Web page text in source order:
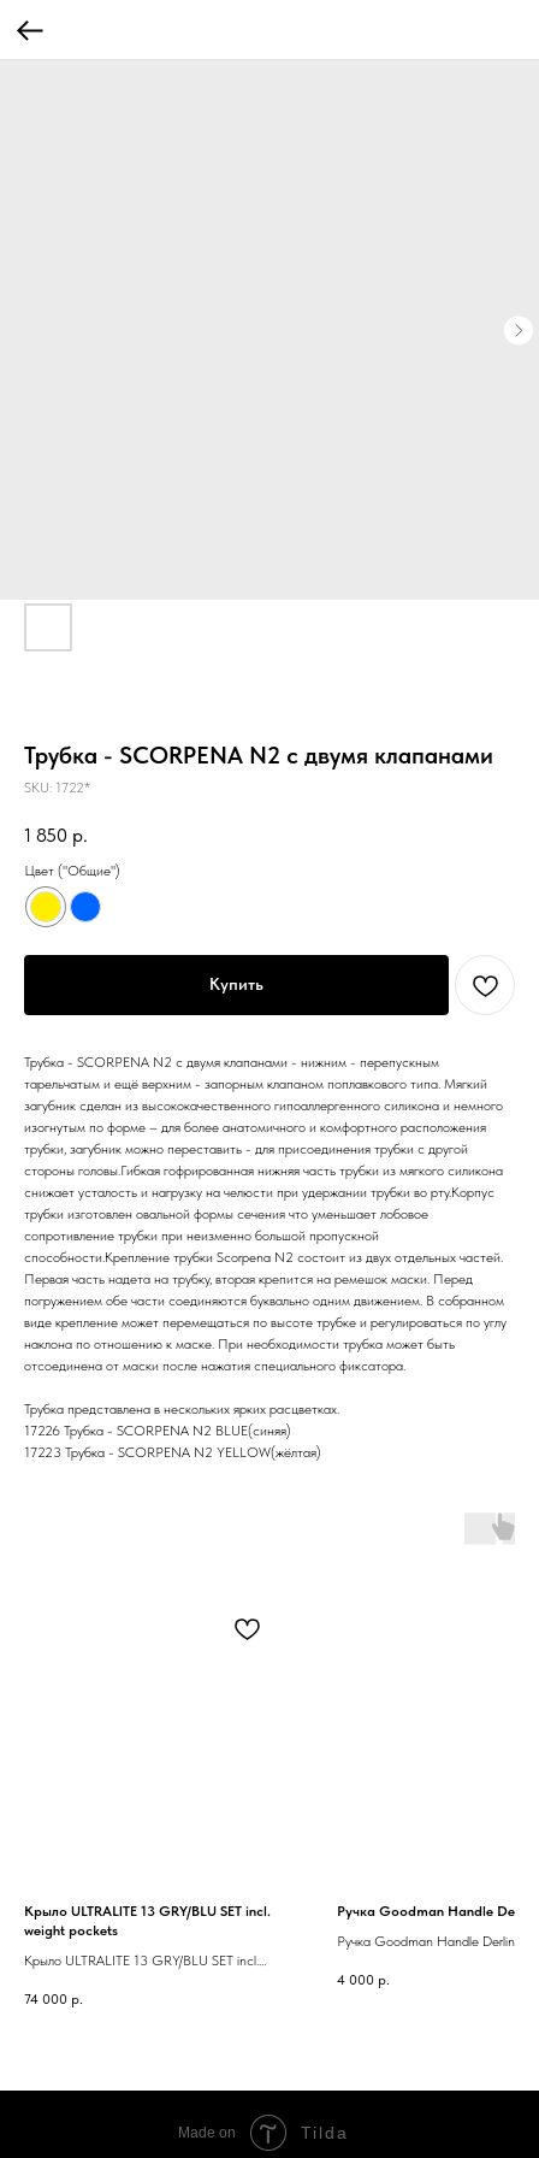
Трубка - SCORPENA N2 с двумя клапанами
SKU: 1722*
1 850 р.
Цвет ("Общие")
Купить
Трубка - SCORPENA N2 с двумя клапанами - нижним - перепускным
тарельчатым и ещё верхним - запорным клапаном поплавкового типа. Мягкий
загубник сделан из высококачественного гипоаллергенного силикона и немного
изогнутым по форме – для более анатомичного и комфортного расположения
трубки, загубник можно переставить - для присоединения трубки с другой
стороны головы.Гибкая гофрированная нижняя часть трубки из мягкого силикона
снижает усталость и нагрузку на челюсти при удержании трубки во рту.Корпус
трубки изготовлен овальной формы сечения что уменьшает лобовое
сопротивление трубки при неизменно большой пропускной
способности.Крепление трубки Scorpena N2 состоит из двух отдельных частей.
Первая часть надета на трубку, вторая крепится на ремешок маски. Перед
погружением обе части соединяются буквально одним движением. В собранном
виде крепление может перемещаться по высоте трубке и регулироваться по углу
наклона по отношению к маске. При необходимости трубка может быть
отсоединена от маски после нажатия специального фиксатора.
Трубка представлена в нескольких ярких расцветках.
17226 Трубка - SCORPENA N2 BLUE(синяя)
17223 Трубка - SCORPENA N2 YELLOW(жёлтая)
Крыло ULTRALITE 13 GRY/BLU SET incl.
weight pockets
Крыло ULTRALITE 13 GRY/BLU SET incl.
74 000 р.
Ручка Goodman Handle
Ручка Goodman Handle Derline
4 000 р.
Made on Tilda